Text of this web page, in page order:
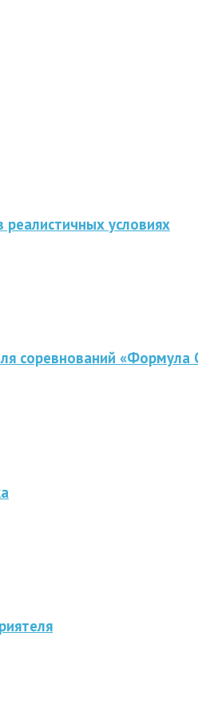
условиях
соревнований «Формула